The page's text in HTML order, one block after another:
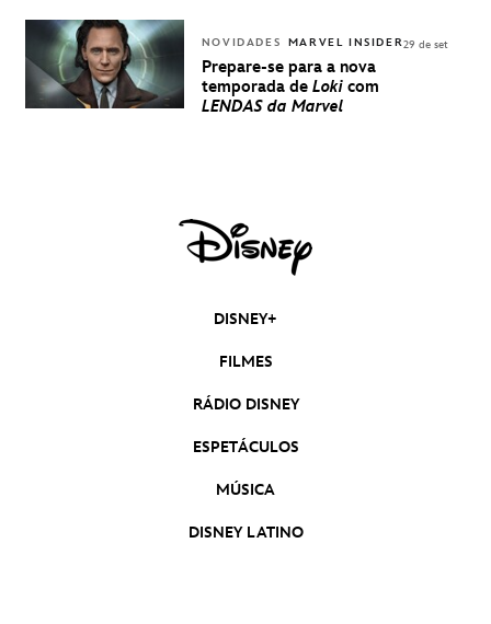
NOVIDADES MARVEL INSIDER
Prepare-se para a nova
temporada de Loki com
LENDAS da Marvel
29 de set
DISNEY+
FILMES
RÁDIO DISNEY
ESPETÁCULOS
MÚSICA
DISNEY LATINO